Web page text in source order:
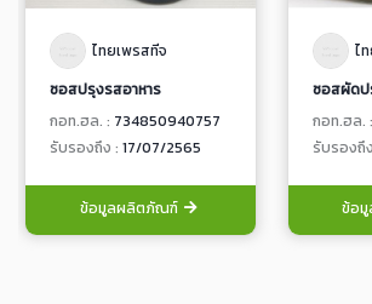
ไทยเพรสทีจ
ซอสปรุงรสอาหาร
กอท.ฮล. : 734850940757
รับรองถึง : 17/07/2565
ข้อมูลผลิตภัณฑ์
ไ
กอท.ฮล. :
รับรองถึ
ข้อ